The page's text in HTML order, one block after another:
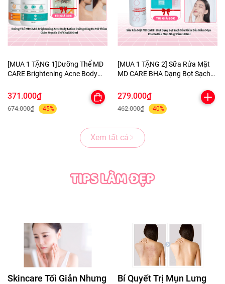
[MUA 1 TẶNG 1]Dưỡng Thể MD
CARE Brightening Acne Body
Thâm Giảm Mụn Cơ Thể Chai
200ml-TẶNG 1 MẶT NẠ
BERGAMO HELP JARY
371.000₫
674.000₫ -45%
[MUA 1 TẶNG 2] Sữa Rửa Mặt
MD CARE BHA Dạng Bọt Sạch
Da Dầu Mụn Nhạy Cảm 150ml-
TẶNG 1 MASK MNF+1 KHĂN
TẨY TRANG COLORKEY
279.000₫
462.000₫ -40%
Xem tất cả
Skincare Tối Giản Nhưng
Bí Quyết Trị Mụn Lưng